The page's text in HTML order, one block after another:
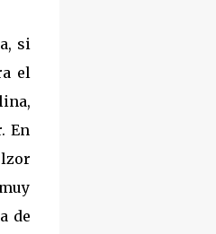
si
el
En
de